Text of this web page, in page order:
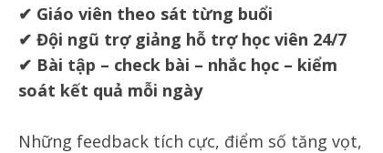
✔ Giáo viên theo sát từng buổi
✔ Đội ngũ trợ giảng hỗ trợ học viên 24/7
✔ Bài tập – check bài – nhắc học – kiểm
soát kết quả mỗi ngày
Những feedback tích cực, điểm số tăng vọt,